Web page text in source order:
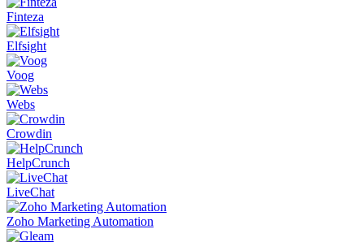
Finteza
Elfsight
Voog
Webs
Crowdin
HelpCrunch
LiveChat
Zoho Marketing Automation